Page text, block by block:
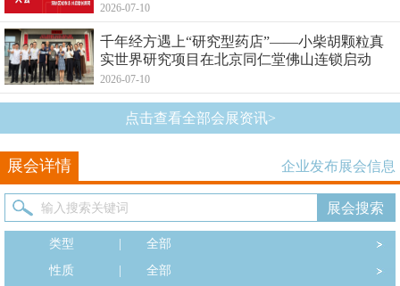
2026-07-10
千年经方遇上“研究型药店”——小柴胡颗粒真
实世界研究项目在北京同仁堂佛山连锁启动
2026-07-10
点击查看全部会展资讯>
展会详情 企业发布展会信息
类型
全部
性质
全部